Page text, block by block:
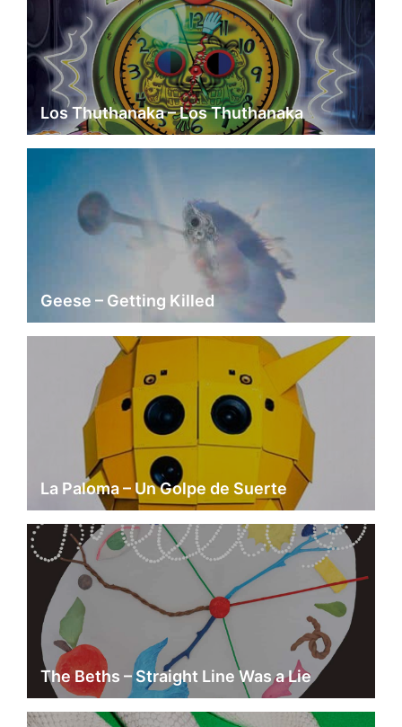
Los Thuthanaka – Los Thuthanaka
Geese – Getting Killed
La Paloma – Un Golpe de Suerte
The Beths – Straight Line Was a Lie